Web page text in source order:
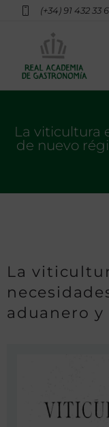
(+34) 91 432 33
La viticultura
de nuevo
La
aduanero y